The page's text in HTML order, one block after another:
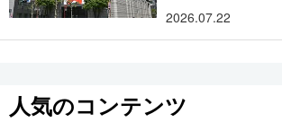
2026.07.22
人気のコンテンツ